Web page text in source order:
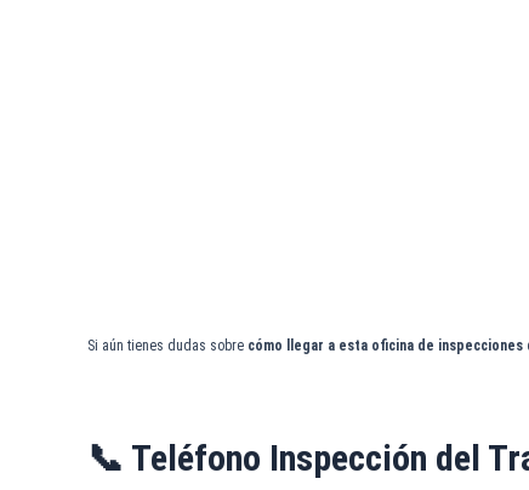
Si aún tienes dudas sobre cómo llegar a esta oficina de
📞 Teléfono Inspección del